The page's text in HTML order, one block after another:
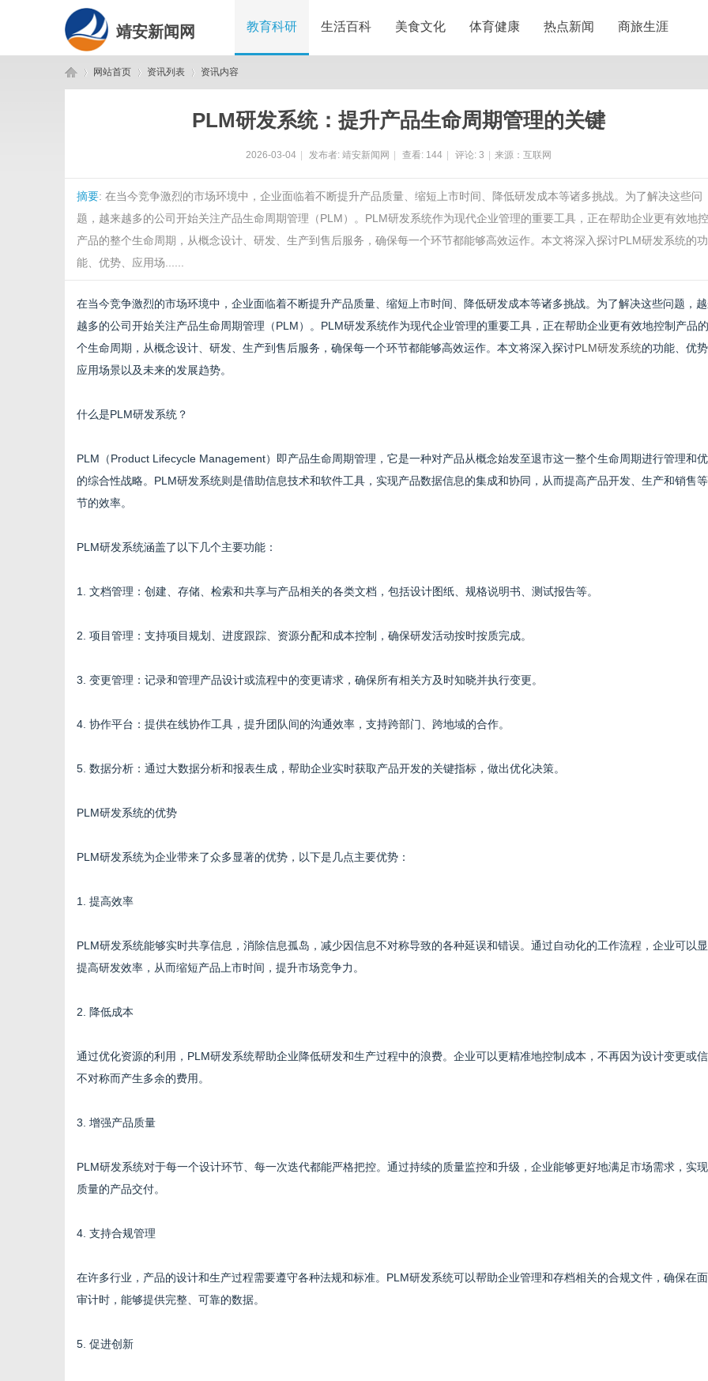
靖安新闻网 教育科研 生活百科 美食文化 体育健康 热点新闻 商旅生涯
网站首页 资讯列表 资讯内容
PLM研发系统：提升产品生命周期管理的关键
2026-03-04 发布者: 靖安新闻网 查看: 144 评论: 3 来源：互联网
摘要: 在当今竞争激烈的市场环境中，企业面临着不断提升产品质量、缩短上市时间、降低研发成本等诸多挑战。为了解决这些问
题，越来越多的公司开始关注产品生命周期管理（PLM）。PLM研发系统作为现代企业管理的重要工具，正在帮助企业更有效地控
产品的整个生命周期，从概念设计、研发、生产到售后服务，确保每一个环节都能够高效运作。本文将深入探讨PLM研发系统的功
能、优势、应用场......
在当今竞争激烈的市场环境中，企业面临着不断提升产品质量、缩短上市时间、降低研发成本等诸多挑战。为了解决这些问题，
越多的公司开始关注产品生命周期管理（PLM）。PLM研发系统作为现代企业管理的重要工具，正在帮助企业更有效地控制产品
个生命周期，从概念设计、研发、生产到售后服务，确保每一个环节都能够高效运作。本文将深入探讨PLM研发系统的功能、优势
应用场景以及未来的发展趋势。
什么是PLM研发系统？
PLM（Product Lifecycle Management）即产品生命周期管理，它是一种对产品从概念始发至退市这一整个生命周期进行管理和
的综合性战略。PLM研发系统则是借助信息技术和软件工具，实现产品数据信息的集成和协同，从而提高产品开发、生产和销售
节的效率。
PLM研发系统涵盖了以下几个主要功能：
1. 文档管理：创建、存储、检索和共享与产品相关的各类文档，包括设计图纸、规格说明书、测试报告等。
2. 项目管理：支持项目规划、进度跟踪、资源分配和成本控制，确保研发活动按时按质完成。
3. 变更管理：记录和管理产品设计或流程中的变更请求，确保所有相关方及时知晓并执行变更。
4. 协作平台：提供在线协作工具，提升团队间的沟通效率，支持跨部门、跨地域的合作。
5. 数据分析：通过大数据分析和报表生成，帮助企业实时获取产品开发的关键指标，做出优化决策。
PLM研发系统的优势
PLM研发系统为企业带来了众多显著的优势，以下是几点主要优势：
1. 提高效率
PLM研发系统能够实时共享信息，消除信息孤岛，减少因信息不对称导致的各种延误和错误。通过自动化的工作流程，企业可以
提高研发效率，从而缩短产品上市时间，提升市场竞争力。
2. 降低成本
通过优化资源的利用，PLM研发系统帮助企业降低研发和生产过程中的浪费。企业可以更精准地控制成本，不再因为设计变更或
不对称而产生多余的费用。
3. 增强产品质量
PLM研发系统对于每一个设计环节、每一次迭代都能严格把控。通过持续的质量监控和升级，企业能够更好地满足市场需求，实
质量的产品交付。
4. 支持合规管理
在许多行业，产品的设计和生产过程需要遵守各种法规和标准。PLM研发系统可以帮助企业管理和存档相关的合规文件，确保在
审计时，能够提供完整、可靠的数据。
5. 促进创新